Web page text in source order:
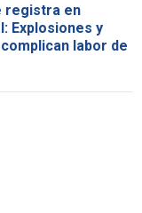
registra en
Explosiones y
labor de